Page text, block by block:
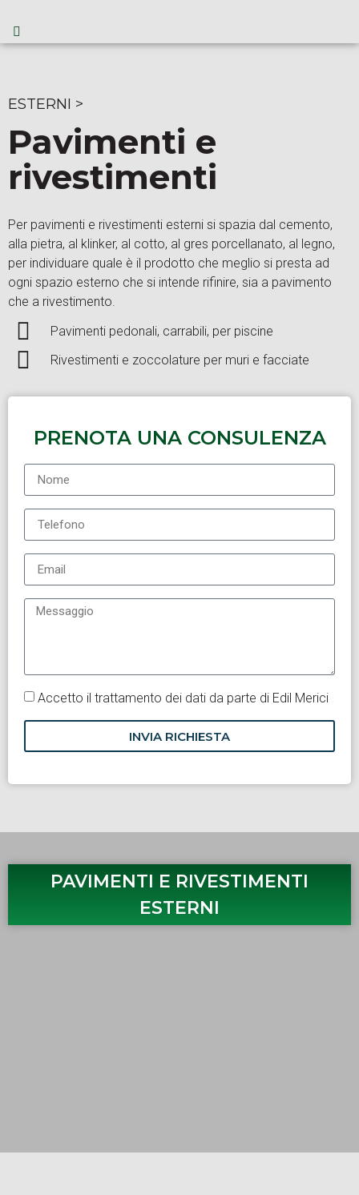
ESTERNI >
Pavimenti e
rivestimenti
Per pavimenti e rivestimenti esterni si spazia dal cemento,
alla pietra, al klinker, al cotto, al gres porcellanato, al legno,
per individuare quale è il prodotto che meglio si presta ad
ogni spazio esterno che si intende rifinire, sia a pavimento
che a rivestimento.
Pavimenti pedonali, carrabili, per piscine
Rivestimenti e zoccolature per muri e facciate
PRENOTA UNA CONSULENZA
Accetto il trattamento dei dati da parte di Edil Merici
INVIA RICHIESTA
PAVIMENTI E RIVESTIMENTI
ESTERNI